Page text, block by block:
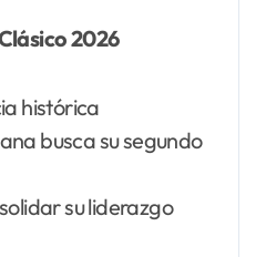
2026
histórica
busca su segundo
su liderazgo